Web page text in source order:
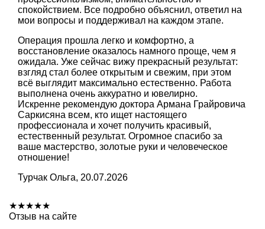
спокойствием. Все подробно объяснил, ответил на
мои вопросы и поддерживал на каждом этапе.
Операция прошла легко и комфортно, а
восстановление оказалось намного проще, чем я
ожидала. Уже сейчас вижу прекрасный результат:
взгляд стал более открытым и свежим, при этом
всё выглядит максимально естественно. Работа
выполнена очень аккуратно и ювелирно.
Искренне рекомендую доктора Армана Грайровича
Саркисяна всем, кто ищет настоящего
профессионала и хочет получить красивый,
естественный результат. Огромное спасибо за
ваше мастерство, золотые руки и человеческое
отношение!
Турчак Ольга, 20.07.2026
★★★★★
Отзыв на сайте